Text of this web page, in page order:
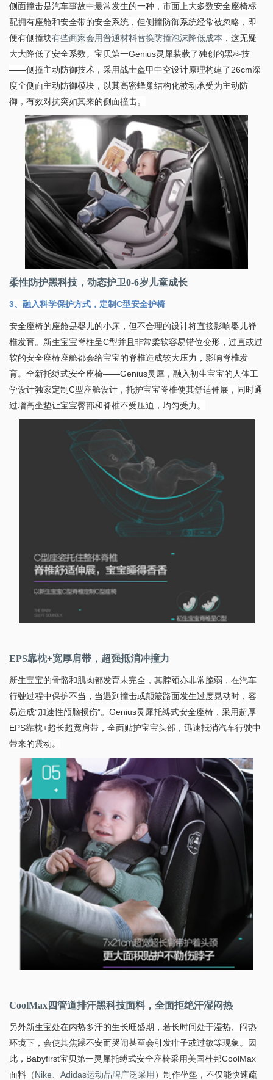
侧面撞击是汽车事故中最常发生的一种，市面上大多数安全座椅标
配拥有座舱和安全带的安全系统，但侧撞防御系统经常被忽略，即
便有侧撞块有些商家会用普通材料替换防撞泡沫降低成本 ，这无疑
大大降低了安全系数。宝贝第一Genius灵犀装载了独创的黑科技
——侧撞主动防御技术，采用战士盔甲中空设计原理构建了26cm深
度全侧面主动防御模块，以其高密蜂巢结构化被动承受为主动防
御，有效对抗突如其来的侧面撞击。
柔性防护黑科技，动态护卫0-6岁儿童成长
3、融入科学保护方式，定制C型安全护椅
安全座椅的座舱是婴儿的小床，但不合理的设计将直接影响婴儿脊
椎发育。新生宝宝脊柱呈C型并且非常柔软容易错位变形，过直或过
软的安全座椅座舱都会给宝宝的脊椎造成较大压力，影响脊椎发
育。全新托缚式安全座椅——Genius灵犀，融入初生宝宝的人体工
学设计独家定制C型座舱设计，托护宝宝脊椎使其舒适伸展，同时通
过增高坐垫让宝宝臀部和脊椎不受压迫，均匀受力。
EPS靠枕+宽厚肩带，超强抵消冲撞力
新生宝宝的骨骼和肌肉都发育未完全，其脖颈亦非常脆弱，在汽车
行驶过程中保护不当，当遇到撞击或颠簸路面发生过度晃动时，容
易造成“加速性颅脑损伤”。Genius灵犀托缚式安全座椅，采用超厚
EPS靠枕+超长超宽肩带，全面贴护宝宝头部，迅速抵消汽车行驶中
带来的震动。
CoolMax四管道排汗黑科技面料，全面拒绝汗湿闷热
另外新生宝处在内热多汗的生长旺盛期，若长时间处于湿热、闷热
环境下，会使其焦躁不安而哭闹甚至会引发痱子或过敏等现象。因
此，Babyfirst宝贝第一灵犀托缚式安全座椅采用美国杜邦CoolMax
面料（Nike、Adidas运动品牌广泛采用 ）制作坐垫，不仅能快速疏